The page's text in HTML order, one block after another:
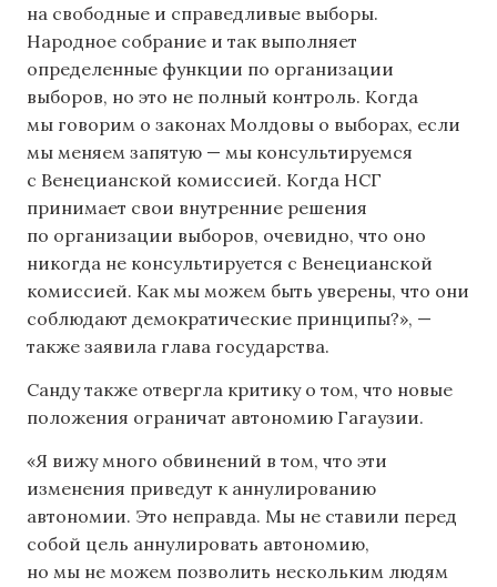
на свободные и справедливые выборы.
Народное собрание и так выполняет
определенные функции по организации
выборов, но это не полный контроль. Когда
мы говорим о законах Молдовы о выборах, если
мы меняем запятую — мы консультируемся
с Венецианской комиссией. Когда НСГ
принимает свои внутренние решения
по организации выборов, очевидно, что оно
никогда не консультируется с Венецианской
комиссией. Как мы можем быть уверены, что они
соблюдают демократические принципы?», —
также заявила глава государства.
Санду также отвергла критику о том, что новые
положения ограничат автономию Гагаузии.
«Я вижу много обвинений в том, что эти
изменения приведут к аннулированию
автономии. Это неправда. Мы не ставили перед
собой цель аннулировать автономию,
но мы не можем позволить нескольким людям